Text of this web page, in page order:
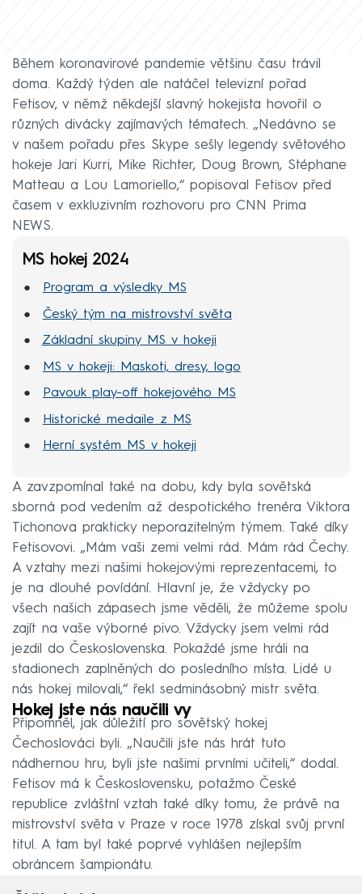
Během koronavirové pandemie většinu času trávil
doma. Každý týden ale natáčel televizní pořad
Fetisov, v němž někdejší slavný hokejista hovořil o
různých divácky zajímavých tématech. „Nedávno se
v našem pořadu přes Skype sešly legendy světového
hokeje Jari Kurri, Mike Richter, Doug Brown, Stéphane
Matteau a Lou Lamoriello,“ popisoval Fetisov před
časem v exkluzivním rozhovoru pro CNN Prima
NEWS.
MS hokej 2024
Program a výsledky MS
Český tým na mistrovství světa
Základní skupiny MS v hokeji
MS v hokeji: Maskoti, dresy, logo
Pavouk play-off hokejového MS
Historické medaile z MS
Herní systém MS v hokeji
A zavzpomínal také na dobu, kdy byla sovětská
sborná pod vedením až despotického trenéra Viktora
Tichonova prakticky neporazitelným týmem. Také díky
Fetisovovi. „Mám vaši zemi velmi rád. Mám rád Čechy.
A vztahy mezi našimi hokejovými reprezentacemi, to
je na dlouhé povídání. Hlavní je, že vždycky po
všech našich zápasech jsme věděli, že můžeme spolu
zajít na vaše výborné pivo. Vždycky jsem velmi rád
jezdil do Československa. Pokaždé jsme hráli na
stadionech zaplněných do posledního místa. Lidé u
nás hokej milovali,“ řekl sedminásobný mistr světa.
Hokej jste nás naučili vy
Připomněl, jak důležití pro sovětský hokej
Čechoslováci byli. „Naučili jste nás hrát tuto
nádhernou hru, byli jste našimi prvními učiteli,“ dodal.
Fetisov má k Československu, potažmo České
republice zvláštní vztah také díky tomu, že právě na
mistrovství světa v Praze v roce 1978 získal svůj první
titul. A tam byl také poprvé vyhlášen nejlepším
obráncem šampionátu.